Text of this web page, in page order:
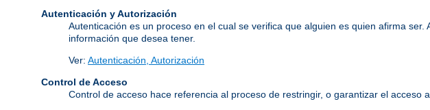
Autenticación y Autorización
Autenticación es un proceso en el cual se verifica que alguien es quien afirma
información que desea tener.
Ver: Autenticación, Autorización
Control de Acceso
Control de acceso hace referencia al proceso de restringir, o garantizar el